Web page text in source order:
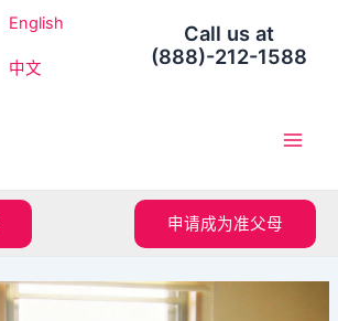
English
中文
Call us at
(888)-212-1588
申请成为准父母